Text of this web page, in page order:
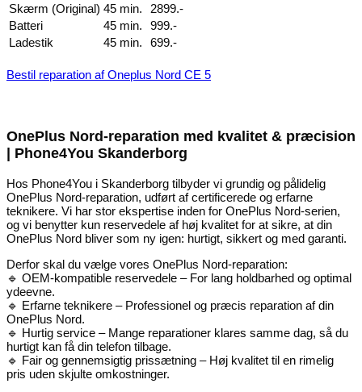
Skærm (Original) 45 min.
2899.-
Batteri
45 min.
999.-
Ladestik
45 min. 699.-
Bestil reparation af Oneplus Nord CE 5
OnePlus Nord-reparation med kvalitet & præcision
| Phone4You Skanderborg
Hos Phone4You i Skanderborg tilbyder vi grundig og pålidelig
OnePlus Nord-reparation, udført af certificerede og erfarne
teknikere. Vi har stor ekspertise inden for OnePlus Nord-serien,
og vi benytter kun reservedele af høj kvalitet for at sikre, at din
OnePlus Nord bliver som ny igen: hurtigt, sikkert og med garanti.
Derfor skal du vælge vores OnePlus Nord-reparation:
🔹 OEM-kompatible reservedele – For lang holdbarhed og optimal
ydeevne.
🔹 Erfarne teknikere – Professionel og præcis reparation af din
OnePlus Nord.
🔹 Hurtig service – Mange reparationer klares samme dag, så du
hurtigt kan få din telefon tilbage.
🔹 Fair og gennemsigtig prissætning – Høj kvalitet til en rimelig
pris uden skjulte omkostninger.